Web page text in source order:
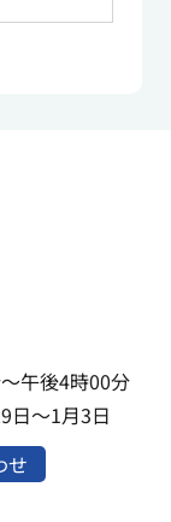
午後4時00分
日～1月3日
せ